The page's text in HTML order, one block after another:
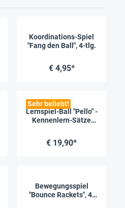
Koordinations-Spiel
"Fang den Ball", 4-tlg.
€ 4,95*
Sehr beliebt!
Lernspiel-Ball "Pello" -
Kennenlern-Sätze
€ 19,90*
Bewegungsspiel
"Bounce Rackets", 4-